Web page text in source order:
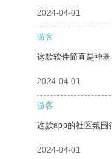
2024-04-01
游客
这款软件简直是神器
2024-04-01
游客
这款app的社区氛围
2024-04-01